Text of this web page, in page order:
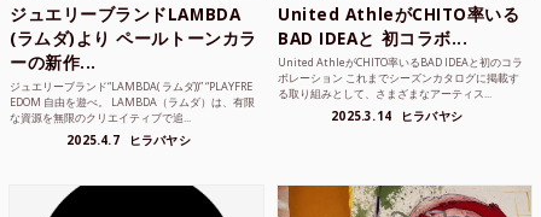
ジュエリーブランドLAMBDA
(ラムダ)より ペールトーンカラ
ーの新作...
ジュエリーブランド“LAMBDA( ラムダ))” “PLAYFRE
EDOM 自由を遊べ。 LAMBDA（ラムダ）は、有限
な資源を無限のクリエイティブで追...
2025.4.7 ヒラバヤシ
United AthleがCHITO率いる
BAD IDEAと 初コラボ...
United AthleがCHITO率いるBAD IDEAと初のコラ
ボレーション これまでシーズンカタログに掲載す
る取り組みとして、さまざまなアーティス...
2025.3.14 ヒラバヤシ